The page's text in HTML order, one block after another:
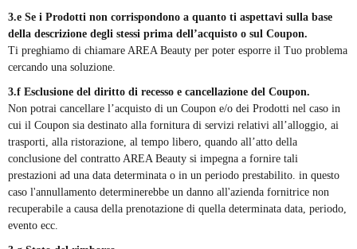
3.e Se i Prodotti non corrispondono a quanto ti aspettavi sulla base
della descrizione degli stessi prima dell’acquisto o sul Coupon.
Ti preghiamo di chiamare AREA Beauty per poter esporre il Tuo problema
cercando una soluzione.
3.f Esclusione del diritto di recesso e cancellazione del Coupon.
Non potrai cancellare l’acquisto di un Coupon e/o dei Prodotti nel caso in
cui il Coupon sia destinato alla fornitura di servizi relativi all’alloggio, ai
trasporti, alla ristorazione, al tempo libero, quando all’atto della
conclusione del contratto AREA Beauty si impegna a fornire tali
prestazioni ad una data determinata o in un periodo prestabilito. in questo
caso l'annullamento determinerebbe un danno all'azienda fornitrice non
recuperabile a causa della prenotazione di quella determinata data, periodo,
evento ecc.